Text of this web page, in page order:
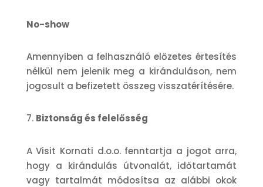
No-show
Amennyiben a felhasználó előzetes értesítés
nélkül nem jelenik meg a kiránduláson, nem
jogosult a befizetett összeg visszatérítésére.
Biztonság és felelősség
A Visit Kornati d.o.o. fenntartja a jogot arra,
hogy a kirándulás útvonalát, időtartamát
vagy tartalmát módosítsa az alábbi okok